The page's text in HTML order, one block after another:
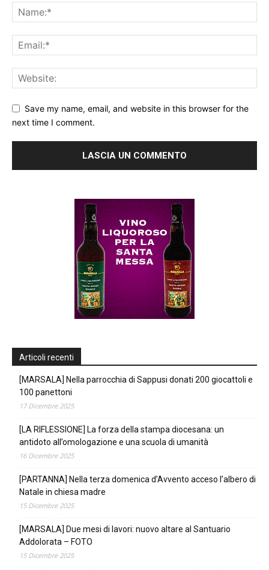
Save my name, email, and website in this browser for the
next time I comment.
Articoli recenti
[MARSALA] Nella parrocchia di Sappusi donati 200 giocattoli e
100 panettoni
17 Dicembre 2025
[LA RIFLESSIONE] La forza della stampa diocesana: un
antidoto all’omologazione e una scuola di umanità
16 Dicembre 2025
[PARTANNA] Nella terza domenica d’Avvento acceso l’albero di
Natale in chiesa madre
15 Dicembre 2025
[MARSALA] Due mesi di lavori: nuovo altare al Santuario
Addolorata – FOTO
15 Dicembre 2025